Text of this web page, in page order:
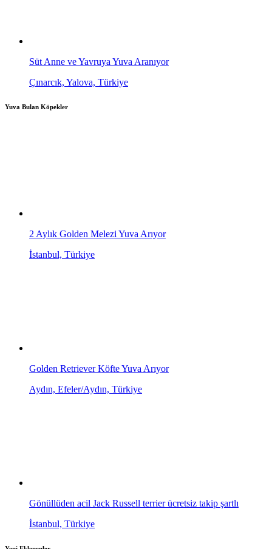
Süt Anne ve Yavruya Yuva Aranıyor
Çınarcık, Yalova, Türkiye
Yuva Bulan Köpekler
2 Aylık Golden Melezi Yuva Arıyor
İstanbul, Türkiye
Golden Retriever Köfte Yuva Arıyor
Aydın, Efeler/Aydın, Türkiye
Gönüllüden acil Jack Russell terrier ücretsiz takip şartlı
İstanbul, Türkiye